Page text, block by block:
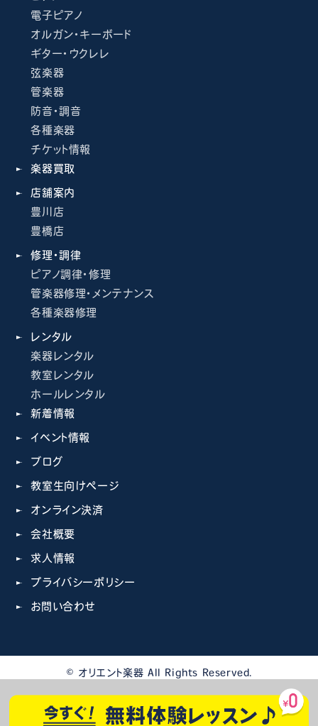
電子ピアノ
オルガン・キーボード
ギター・ウクレレ
弦楽器
管楽器
防音・調音
各種楽器
チケット情報
楽器買取
店舗案内
豊川店
豊橋店
修理・調律
ピアノ調律・修理
管楽器修理・メンテナンス
各種楽器修理
レンタル
楽器レンタル
教室レンタル
ホールレンタル
新着情報
イベント情報
ブログ
教室生向けページ
オンライン決済
会社概要
求人情報
プライバシーポリシー
お問い合わせ
© オリエント楽器 All Rights Reserved.